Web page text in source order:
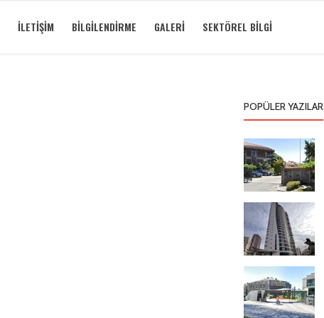
İLETIŞIM BILGILENDIRME GALERI SEKTÖREL BILGI
POPÜLER YAZILAR